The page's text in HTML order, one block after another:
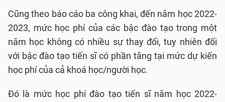
Cũng theo báo cáo ba công khai, đến năm học 2022-
2023, mức học phí của các bậc đào tạo trong một
năm học không có nhiều sự thay đổi, tuy nhiên đối
với bậc đào tạo tiến sĩ có phần tăng tại mức dự kiến
học phí của cả khoá học/người học.
Đó là mức học phí đào tạo tiến sĩ năm học 2022-